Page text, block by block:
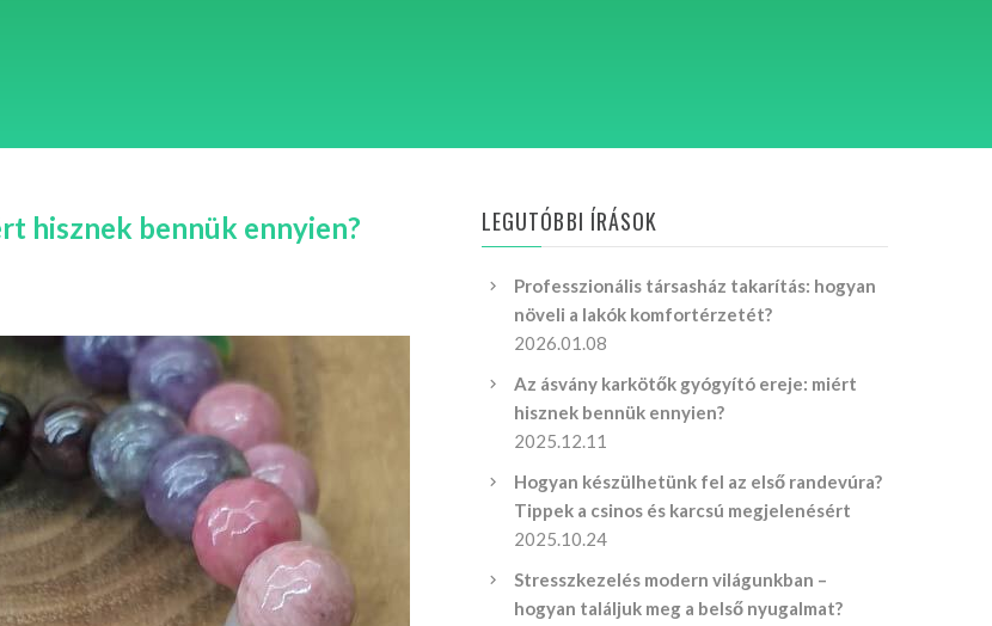
hisznek bennük ennyien? LEGUTÓBBI ÍRÁSOK
Professzionális társasház takarítás: hogyan
növeli a lakók komfortérzetét?
2026.01.08
Az ásvány karkötők gyógyító ereje: miért
hisznek bennük ennyien?
2025.12.11
Hogyan készülhetünk fel az első randevúra?
Tippek a csinos és karcsú megjelenésért
2025.10.24
Stresszkezelés modern világunkban –
hogyan találjuk meg a belső nyugalmat?